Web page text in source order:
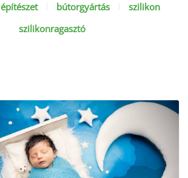
építészet bútorgyártás
szilikon
szilikonragasztó